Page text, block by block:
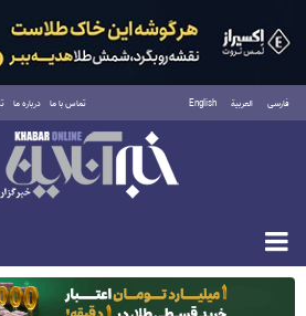
فارسی العربية English تماس با ما درباره ما
دوشنبه ۱۹ مرداد ۱۴۰۵